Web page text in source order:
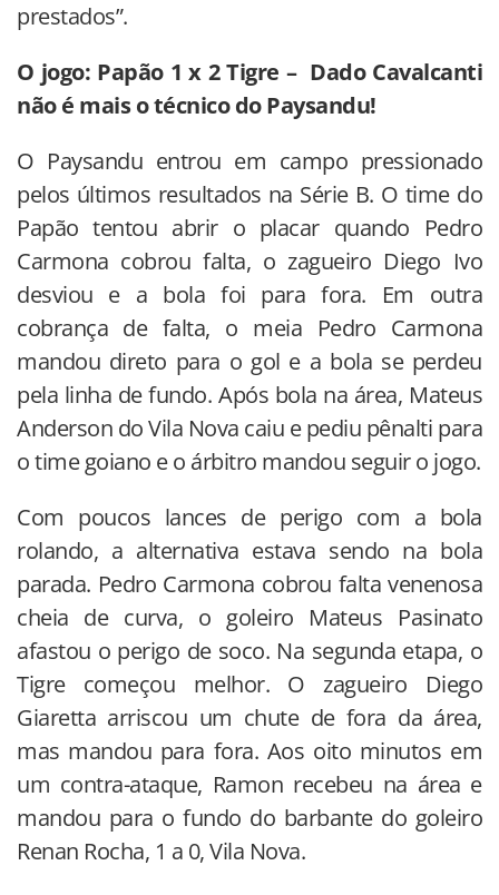
prestados”.
O jogo: Papão 1 x 2 Tigre – Dado Cavalcanti
não é mais o técnico do Paysandu!
O Paysandu entrou em campo pressionado
pelos últimos resultados na Série B. O time do
Papão tentou abrir o placar quando Pedro
Carmona cobrou falta, o zagueiro Diego Ivo
desviou e a bola foi para fora. Em outra
cobrança de falta, o meia Pedro Carmona
mandou direto para o gol e a bola se perdeu
pela linha de fundo. Após bola na área, Mateus
Anderson do Vila Nova caiu e pediu pênalti para
o time goiano e o árbitro mandou seguir o jogo.
Com poucos lances de perigo com a bola
rolando, a alternativa estava sendo na bola
parada. Pedro Carmona cobrou falta venenosa
cheia de curva, o goleiro Mateus Pasinato
afastou o perigo de soco. Na segunda etapa, o
Tigre começou melhor. O zagueiro Diego
Giaretta arriscou um chute de fora da área,
mas mandou para fora. Aos oito minutos em
um contra-ataque, Ramon recebeu na área e
mandou para o fundo do barbante do goleiro
Renan Rocha, 1 a 0, Vila Nova.